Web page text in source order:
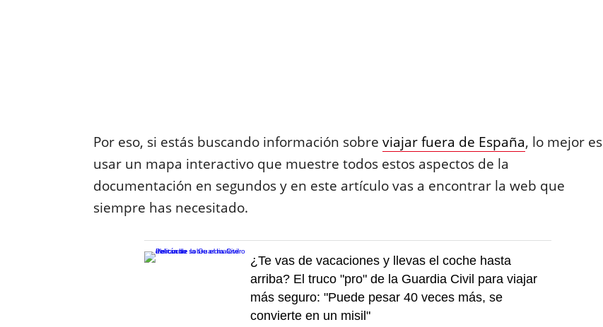
Por eso, si estás buscando información sobre viajar fuera de España, lo mejor es
usar un mapa interactivo que muestre todos estos aspectos de la
documentación en segundos y en este artículo vas a encontrar la web que
siempre has necesitado.
¿Te vas de vacaciones y llevas el coche hasta
arriba? El truco "pro" de la Guardia Civil para viajar
más seguro: "Puede pesar 40 veces más, se
convierte en un misil"